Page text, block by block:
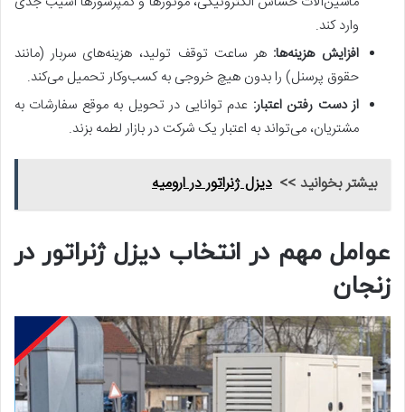
وارد کند.
افزایش هزینه‌ها: هر ساعت توقف تولید، هزینه‌های سربار (مانند
حقوق پرسنل) را بدون هیچ خروجی به کسب‌وکار تحمیل می‌کند.
از دست رفتن اعتبار: عدم توانایی در تحویل به موقع سفارشات به
مشتریان، می‌تواند به اعتبار یک شرکت در بازار لطمه بزند.
بیشتر بخوانید >> دیزل ژنراتور در ارومیه
عوامل مهم در انتخاب دیزل ژنراتور در
زنجان